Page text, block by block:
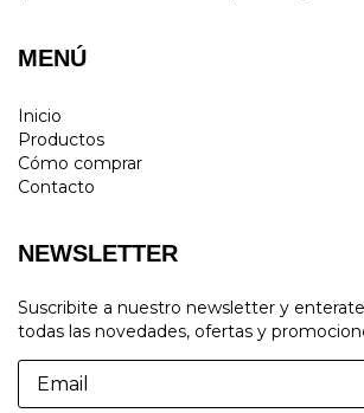
MENÚ
Inicio
Productos
Cómo comprar
Contacto
NEWSLETTER
Suscribite a nuestro newsletter y
todas las novedades, ofertas y